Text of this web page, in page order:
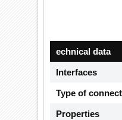
echnical data
Interfaces
Type of
Properties